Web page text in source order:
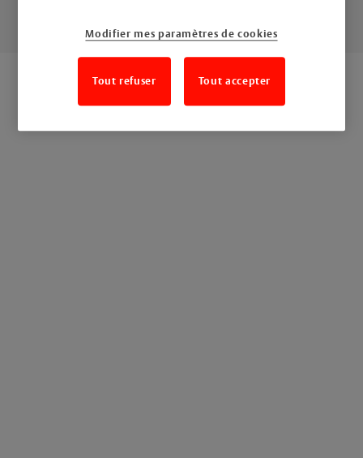
Modifier mes paramètres de cookies
Tout refuser Tout accepter